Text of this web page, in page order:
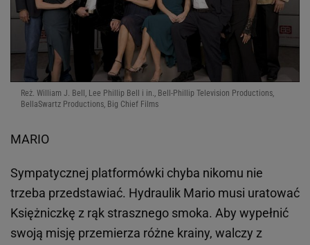
Reż. William J. Bell, Lee Phillip Bell i in., Bell-Phillip Television Productions,
BellaSwartz Productions, Big Chief Films
MARIO
Sympatycznej platformówki chyba nikomu nie
trzeba przedstawiać. Hydraulik Mario musi uratować
Księżniczkę z rąk strasznego smoka. Aby wypełnić
swoją misję przemierza różne krainy, walczy z